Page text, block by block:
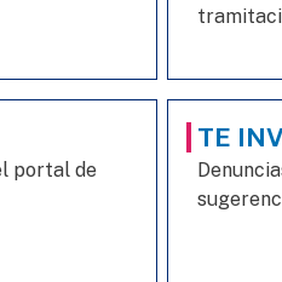
portal de
TE